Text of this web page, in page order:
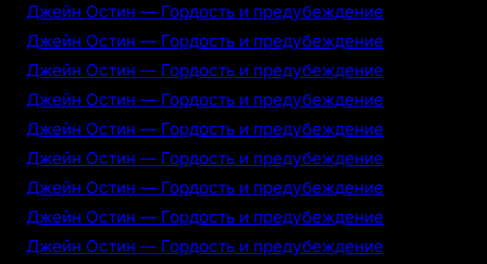
Джейн Остин — Гордость и предубеждение
Джейн Остин — Гордость и предубеждение
Джейн Остин — Гордость и предубеждение
Джейн Остин — Гордость и предубеждение
Джейн Остин — Гордость и предубеждение
Джейн Остин — Гордость и предубеждение
Джейн Остин — Гордость и предубеждение
Джейн Остин — Гордость и предубеждение
Джейн Остин — Гордость и предубеждение